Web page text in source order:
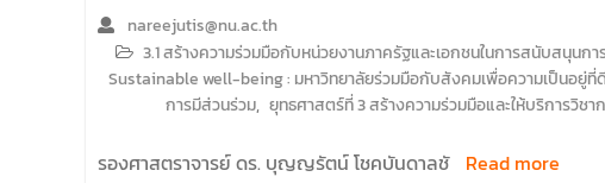
nareejutis@nu.ac.th
3.1 สร้างความร่วมมือกับหน่วยงานภาครัฐและเอกชนในการสนับสนุน
Sustainable well-being : มหาวิทยาลัยร่วมมือกับสังคมเพื่อความเป็นอยู่ที่
การมีส่วนร่วม, ยุทธศาสตร์ที่ 3 สร้างความร่วมมือและให้บริการวิ
รองศาสตราจารย์ ดร. บุญญรัตน์ โชคบันดาลชั Read more